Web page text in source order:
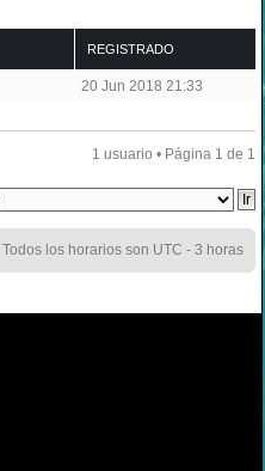
REGISTRADO
20 Jun 2018 21:33
1 usuario • Página 1 de 1
Todos los horarios son UTC - 3 horas